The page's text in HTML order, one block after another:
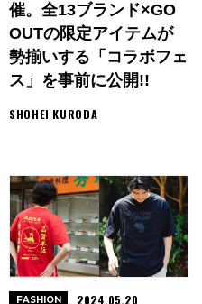
催。全13ブランド×GO
OUTの限定アイテムが
勢揃いする「コラボフェ
ス」を事前に公開!!
SHOHEI KURODA
FASHION 2024.05.20